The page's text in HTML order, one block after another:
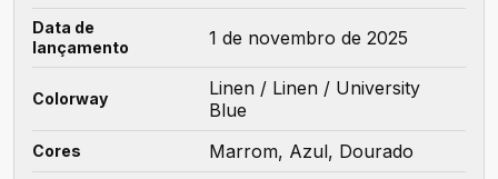
Data de
lançamento
1 de novembro de 2025
Colorway
Linen / Linen / University
Blue
Cores Marrom, Azul, Dourado